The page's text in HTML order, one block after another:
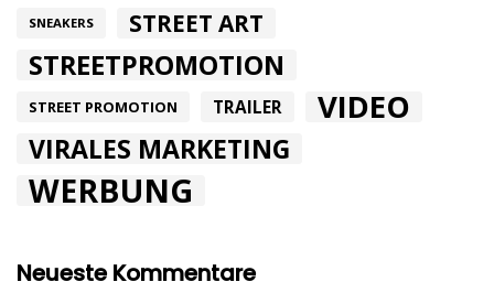
SNEAKERS STREET ART
STREETPROMOTION
STREET PROMOTION TRAILER VIDEO
VIRALES MARKETING
WERBUNG
Neueste Kommentare